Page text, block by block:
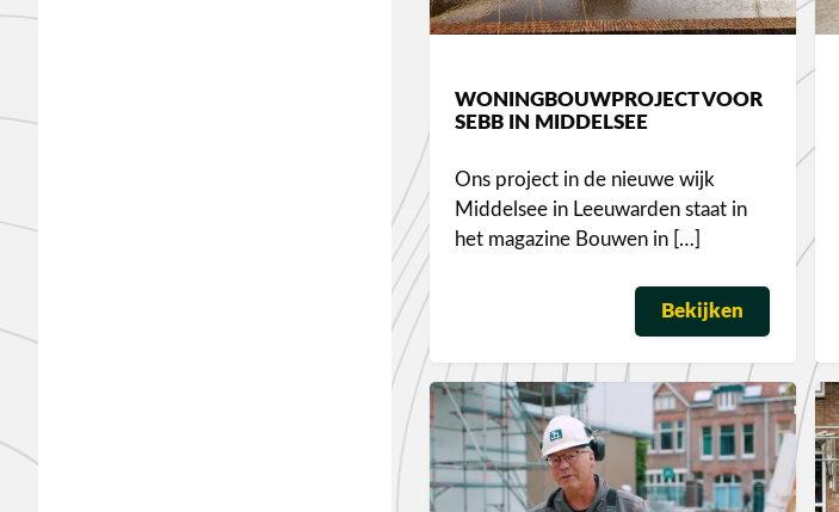
WONINGBOUWPROJECT VOOR
SEBB IN MIDDELSEE
Ons project in de nieuwe wijk
Middelsee in Leeuwarden staat in
het magazine Bouwen in […]
Bekijken